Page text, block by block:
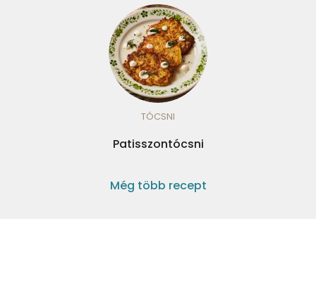
TÓCSNI
Patisszontócsni
Még több recept